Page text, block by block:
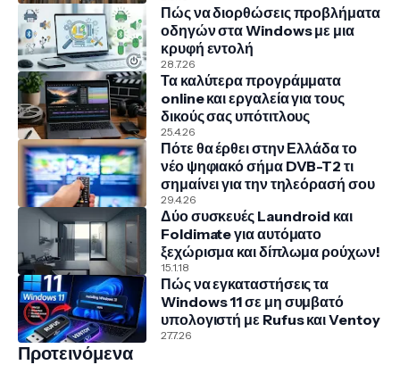
Πώς να διορθώσεις προβλήματα
οδηγών στα Windows με μια
κρυφή εντολή
28.7.26
Τα καλύτερα προγράμματα
online και εργαλεία για τους
δικούς σας υπότιτλους
25.4.26
Πότε θα έρθει στην Ελλάδα το
νέο ψηφιακό σήμα DVB-T2 τι
σημαίνει για την τηλεόρασή σου
29.4.26
Δύο συσκευές Laundroid και
Foldimate για αυτόματο
ξεχώρισμα και δίπλωμα ρούχων!
15.1.18
Πώς να εγκαταστήσεις τα
Windows 11 σε μη συμβατό
υπολογιστή με Rufus και Ventoy
27.7.26
Προτεινόμενα